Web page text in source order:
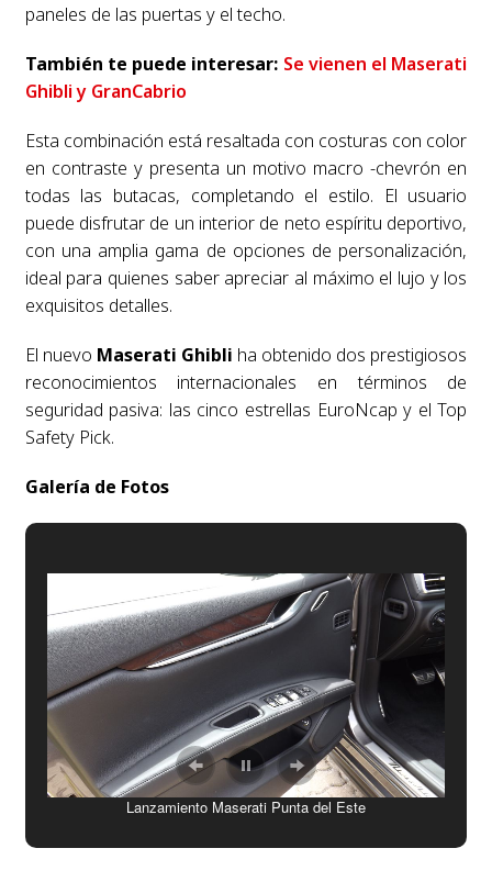
paneles de las puertas y el techo.
También te puede interesar: Se vienen el Maserati
Ghibli y GranCabrio
Esta combinación está resaltada con costuras con color
en contraste y presenta un motivo macro -chevrón en
todas las butacas, completando el estilo. El usuario
puede disfrutar de un interior de neto espíritu deportivo,
con una amplia gama de opciones de personalización,
ideal para quienes saber apreciar al máximo el lujo y los
exquisitos detalles.
El nuevo Maserati Ghibli ha obtenido dos prestigiosos
reconocimientos internacionales en términos de
seguridad pasiva: las cinco estrellas EuroNcap y el Top
Safety Pick.
Galería de Fotos
Lanzamiento Maserati Punta del Este